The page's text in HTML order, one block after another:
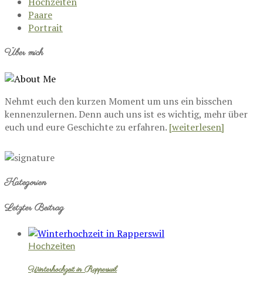
Paare
Portrait
Über mich
Nehmt euch den kurzen Moment um uns ein bisschen
kennenzulernen. Denn auch uns ist es wichtig, mehr über
euch und eure Geschichte zu erfahren. [weiterlesen]
Kategorien
Letzter Beitrag
Hochzeiten
Winterhochzeit in Rapperswil